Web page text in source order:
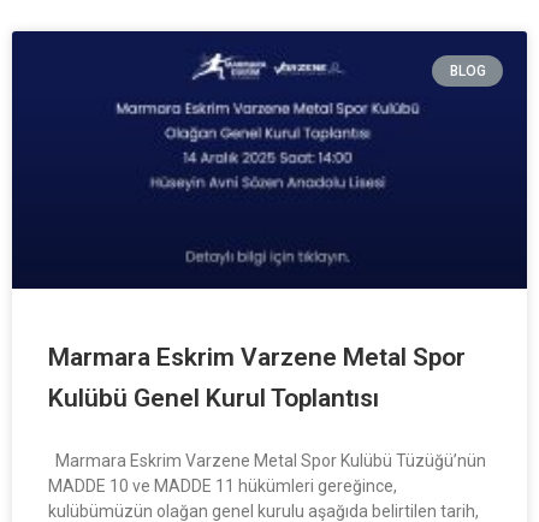
BLOG
Marmara Eskrim Varzene Metal Spor
Kulübü Genel Kurul Toplantısı
Marmara Eskrim Varzene Metal Spor Kulübü Tüzüğü’nün
MADDE 10 ve MADDE 11 hükümleri gereğince,
kulübümüzün olağan genel kurulu aşağıda belirtilen tarih,